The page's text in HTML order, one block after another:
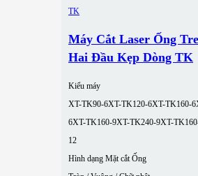
Máy Cắt Laser Ống
Hai Đầu Kẹp Dòng TK
Kiểu máy
XT-TK90-6XT-TK120-6XT-TK160-6
6XT-TK160-9XT-TK240-9XT-
12
Hình dạng Mặt cắt Ống